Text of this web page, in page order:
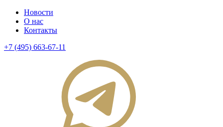
Новости
О нас
Контакты
+7 (495) 663-67-11